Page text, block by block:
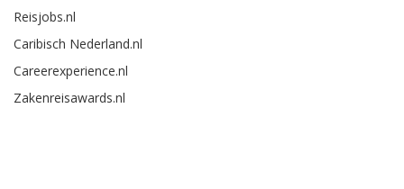
Reisjobs.nl
Caribisch Nederland.nl
Careerexperience.nl
Zakenreisawards.nl